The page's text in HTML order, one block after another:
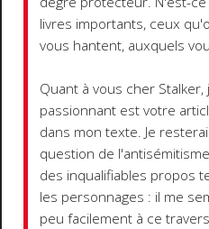
livres importants, ceux
vous hantent, auxquels
Quant à vous cher
passionnant est votre
dans mon texte. Je
question de
des inqualifiables propos
les personnages : il me
peu facilement à ce